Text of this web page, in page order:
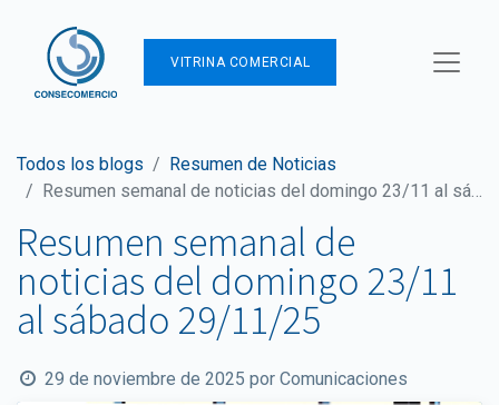
VITRINA COMERCIAL
Todos los blogs
Resumen de Noticias
Resumen semanal de noticias del domingo 23/11 al sábado 29/11/25
Resumen semanal de
noticias del domingo 23/11
al sábado 29/11/25
29 de noviembre de 2025 por Comunicaciones